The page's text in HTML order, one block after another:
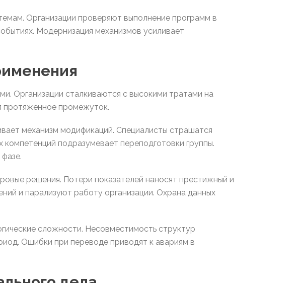
Организации проверяют выполнение программ в
Модернизация механизмов усиливает
Организации сталкиваются с высокими тратами на
протяженное промежуток.
механизм модификаций. Специалисты страшатся
подразумевает переподготовки группы.
решения. Потери показателей наносят престижный и
и парализуют работу организации. Охрана данных
сложности. Несовместимость структур
Ошибки при переводе приводят к авариям в